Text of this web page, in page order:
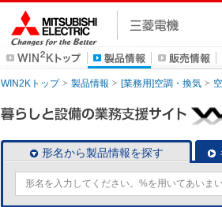
WIN2Kトップ 製品情報 [業務用]空調・換気
形名から製品情報を探す